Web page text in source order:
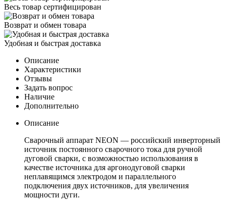
Весь товар сертифицирован
Возврат и обмен товара
Удобная и быстрая доставка
Описание
Характеристики
Отзывы
Задать вопрос
Наличие
Дополнительно
Описание
Сварочный аппарат NEON — российский инверторный
источник постоянного сварочного тока для ручной
дуговой сварки, с возможностью использования в
качестве источника для аргонодуговой сварки
неплавящимся электродом и параллельного
подключения двух источников, для увеличения
мощности дуги.